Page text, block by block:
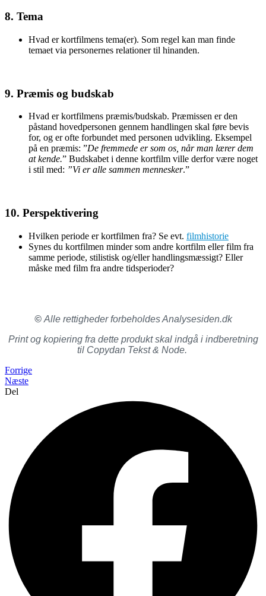
8. Tema
Hvad er kortfilmens tema(er). Som regel kan man finde
temaet via personernes relationer til hinanden.
9. Præmis og budskab
Hvad er kortfilmens præmis/budskab. Præmissen er den
påstand hovedpersonen gennem handlingen skal føre bevis
for, og er ofte forbundet med personen udvikling. Eksempel
på en præmis: ”De fremmede er som os, når man lærer dem
at kende.” Budskabet i denne kortfilm ville derfor være noget
i stil med: ”Vi er alle sammen mennesker.”
10. Perspektivering
Hvilken periode er kortfilmen fra? Se evt. filmhistorie
Synes du kortfilmen minder som andre kortfilm eller film fra
samme periode, stilistisk og/eller handlingsmæssigt? Eller
måske med film fra andre tidsperioder?
© Alle rettigheder forbeholdes Analysesiden.dk
Print og kopiering fra dette produkt skal indgå i indberetning
til Copydan Tekst & Node.
Forrige
Næste
Del